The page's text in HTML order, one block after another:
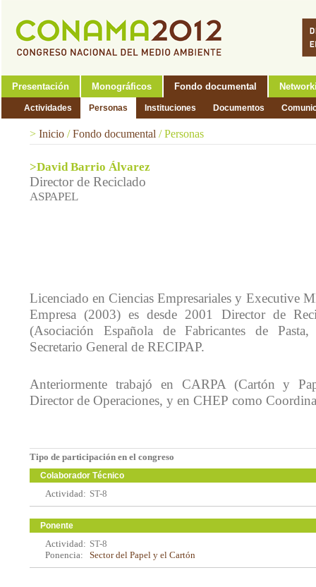
Presentación Monográficos Fondo documental
Actividades Personas Instituciones Documentos
> Inicio /Fondo documental / Personas
>David Barrio Álvarez
Director de Reciclado
ASPAPEL
Licenciado en Ciencias Empresariales y Executive
Empresa (2003) es desde 2001 Director de
(Asociación Española de Fabricantes de
Secretario General de RECIPAP.
Anteriormente trabajó en CARPA (Cartón y
Director de Operaciones, y en CHEP como
Tipo de participación en el congreso
Colaborador Técnico
Actividad: ST-8
Ponente
Actividad: ST-8
Ponencia:
Sector del Papel y el Cartón